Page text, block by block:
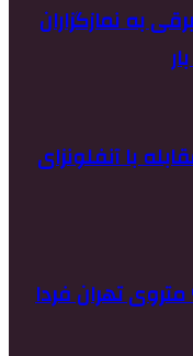
به نمازگزاران
با آنفلونزای
قرارداد آغاز عملیات خط ۸ و ۹ متروی تهران فردا